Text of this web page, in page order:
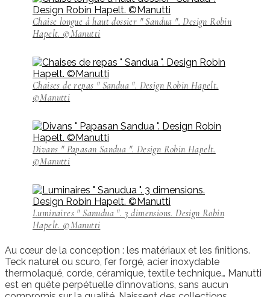
Chaise longue à haut dossier " Sandua ". Design Robin
Hapelt. ©Manutti
Chaises de repas " Sandua ". Design Robin Hapelt.
©Manutti
Divans " Papasan Sandua ". Design Robin Hapelt.
©Manutti
Luminaires " Sanudua ". 3 dimensions. Design Robin
Hapelt. ©Manutti
Au cœur de la conception : les matériaux et les finitions.
Teck naturel ou scuro, fer forgé, acier inoxydable
thermolaqué, corde, céramique, textile technique… Manutti
est en quête perpétuelle d’innovations, sans aucun